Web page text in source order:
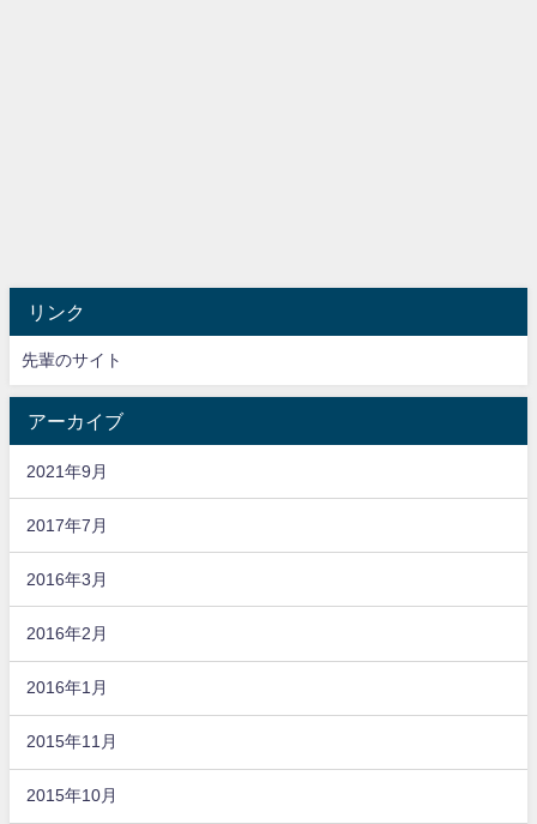
リンク
先輩のサイト
アーカイブ
2021年9月
2017年7月
2016年3月
2016年2月
2016年1月
2015年11月
2015年10月